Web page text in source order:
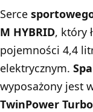
Serce
M HYBRID, który
pojemności 4,4
elektrycznym.
wyposażony jest
TwinPower Turbo